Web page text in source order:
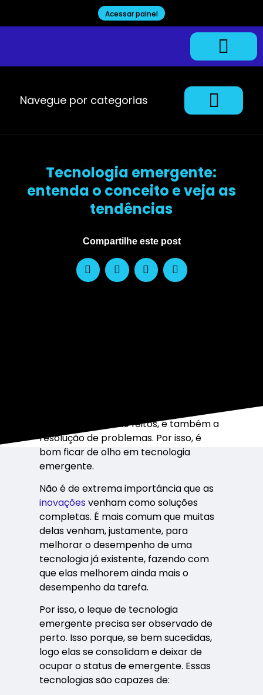
Acessar painel
Navegue por categorias
Tecnologia emergente:
entenda o conceito e veja as
tendências
Compartilhe este post
como negócios são feitos, e também a
resolução de problemas. Por isso, é
bom ficar de olho em tecnologia
emergente.
Não é de extrema importância que as
inovações venham como soluções
completas. É mais comum que muitas
delas venham, justamente, para
melhorar o desempenho de uma
tecnologia já existente, fazendo com
que elas melhorem ainda mais o
desempenho da tarefa.
Por isso, o leque de tecnologia
emergente precisa ser observado de
perto. Isso porque, se bem sucedidas,
logo elas se consolidam e deixar de
ocupar o status de emergente. Essas
tecnologias são capazes de: